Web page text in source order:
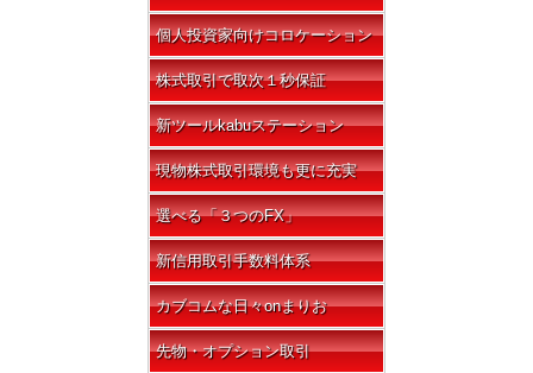
個人投資家向けコロケーション
株式取引で取次１秒保証
新ツールkabuステーション
現物株式取引環境も更に充実
選べる「３つのFX」
新信用取引手数料体系
カブコムな日々onまりお
先物・オプション取引